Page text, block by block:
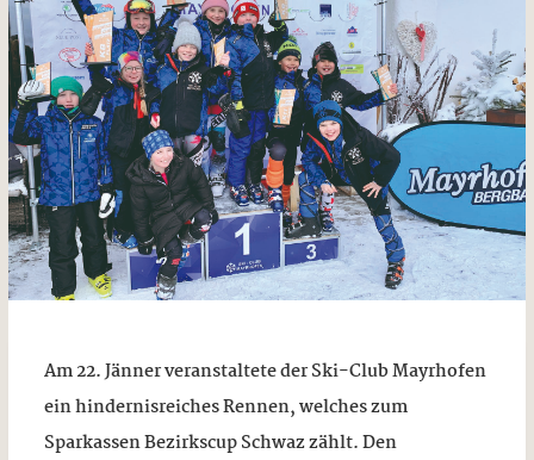
Am 22. Jänner veranstaltete der Ski-Club Mayrhofen
ein hindernisreiches Rennen, welches zum
Sparkassen Bezirkscup Schwaz zählt. Den